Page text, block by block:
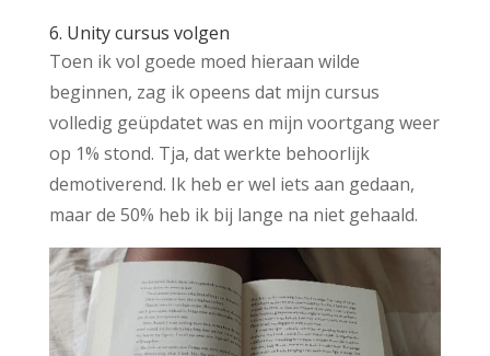
6. Unity cursus volgen
Toen ik vol goede moed hieraan wilde
beginnen, zag ik opeens dat mijn cursus
volledig geüpdatet was en mijn voortgang weer
op 1% stond. Tja, dat werkte behoorlijk
demotiverend. Ik heb er wel iets aan gedaan,
maar de 50% heb ik bij lange na niet gehaald.